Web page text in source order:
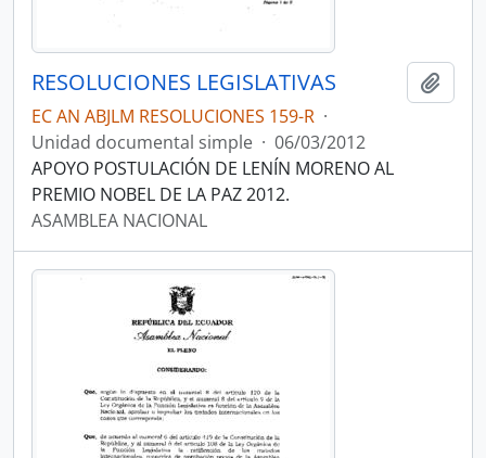
RESOLUCIONES LEGISLATIVAS
EC AN ABJLM RESOLUCIONES 159-R ·
Unidad documental simple · 06/03/2012
APOYO POSTULACIÓN DE LENÍN MORENO AL
PREMIO NOBEL DE LA PAZ 2012.
ASAMBLEA NACIONAL